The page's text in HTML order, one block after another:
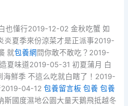
懂行2019-12-02 金秋吃蟹 如
夏季來份涼菜才是正派事2019-
就包養網 問你敢不敢吃？2019-
夏味道2019-05-31 初夏蒲月 白
鮮季 不這么吃就白瞎了！2019-
2019-04-12包養留言板 包養 包養
斯國度濕地公園大量天鵝飛抵越冬